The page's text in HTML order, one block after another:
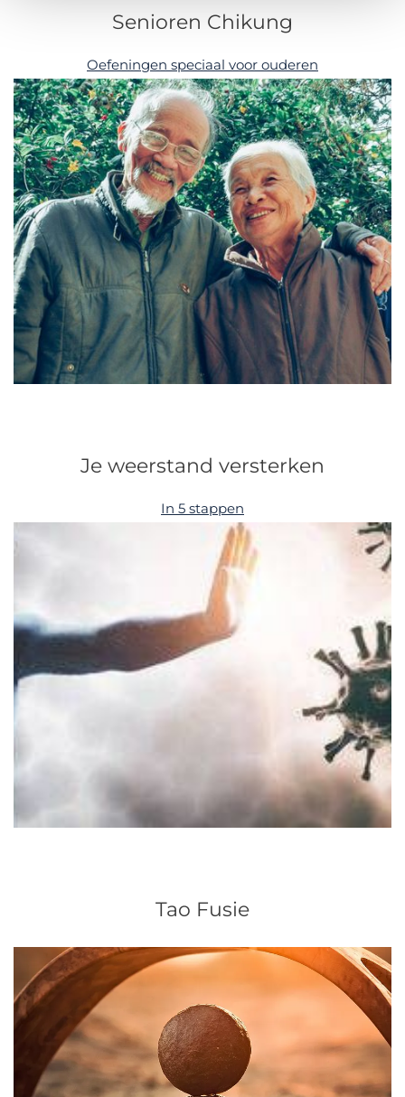
Senioren Chikung
Oefeningen speciaal voor ouderen
Je weerstand versterken
In 5 stappen
Tao Fusie